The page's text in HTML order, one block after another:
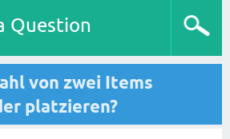
Question
von zwei Items
platzieren?